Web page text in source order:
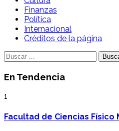
Finanzas
Política
Internacional
Créditos de la página
Buscar:
En Tendencia
1
Facultad de Ciencias